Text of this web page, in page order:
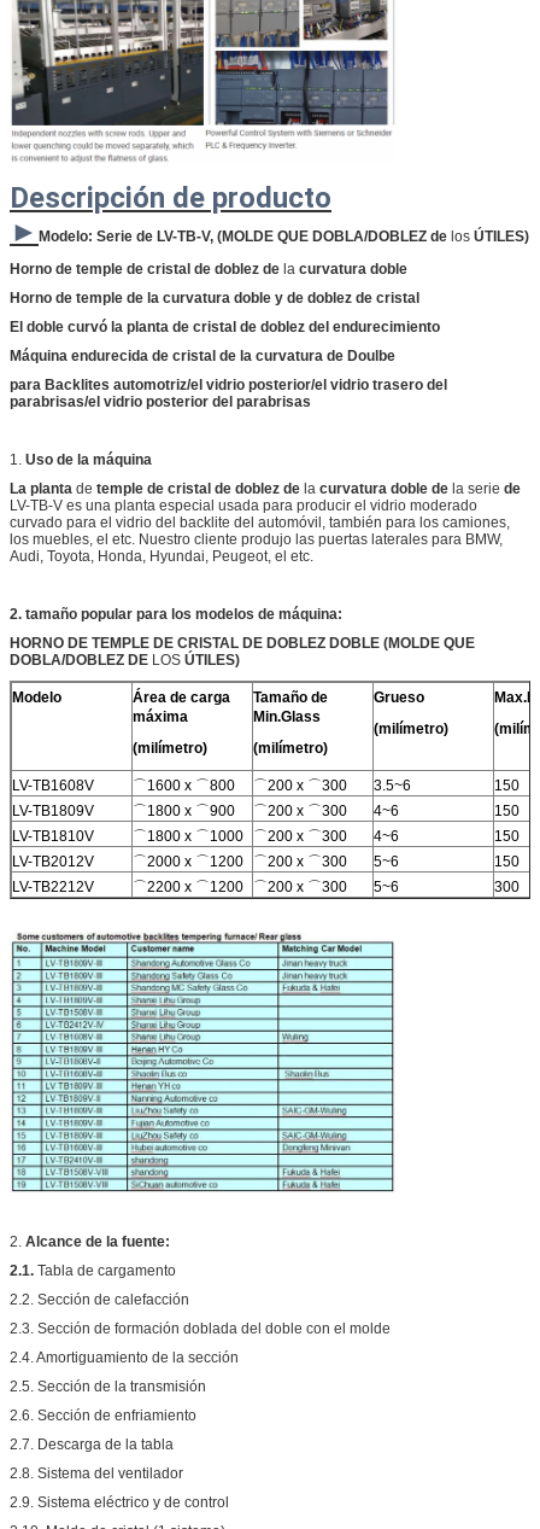
Descripción de producto
► Modelo: Serie de LV-TB-V, (MOLDE QUE DOBLA/DOBLEZ de los ÚTILES)
Horno de temple de cristal de doblez de la curvatura doble
Horno de temple de la curvatura doble y de doblez de cristal
El doble curvó la planta de cristal de doblez del endurecimiento
Máquina endurecida de cristal de la curvatura de Doulbe
para Backlites automotriz/el vidrio posterior/el vidrio trasero del
parabrisas/el vidrio posterior del parabrisas
1. Uso de la máquina
La planta de temple de cristal de doblez de la curvatura doble de la serie de
LV-TB-V es una planta especial usada para producir el vidrio moderado
curvado para el vidrio del backlite del automóvil, también para los camiones,
los muebles, el etc. Nuestro cliente produjo las puertas laterales para BMW,
Audi, Toyota, Honda, Hyundai, Peugeot, el etc.
2. tamaño popular para los modelos de máquina:
HORNO DE TEMPLE DE CRISTAL DE DOBLEZ DOBLE (MOLDE QUE
DOBLA/DOBLEZ DE LOS ÚTILES)
Modelo
Área de carga
máxima
(milímetro)
Tamaño de
Min.Glass
(milímetro)
Grueso
(milímetro)
LV-TB1608V ⌒1600 x ⌒800 ⌒200 x ⌒300 3.5~6
150
LV-TB1809V
⌒1800 x ⌒900 ⌒200 x ⌒300 4~6
150
LV-TB1810V
⌒1800 x ⌒1000 ⌒200 x ⌒300 4~6
150
LV-TB2012V
⌒2000 x ⌒1200 ⌒200 x ⌒300 5~6
150
LV-TB2212V
⌒2200 x ⌒1200 ⌒200 x ⌒300 5~6 300
2. Alcance de la fuente:
2.1. Tabla de cargamento
2.2. Sección de calefacción
2.3. Sección de formación doblada del doble con el molde
2.4. Amortiguamiento de la sección
2.5. Sección de la transmisión
2.6. Sección de enfriamiento
2.7. Descarga de la tabla
2.8. Sistema del ventilador
2.9. Sistema eléctrico y de control